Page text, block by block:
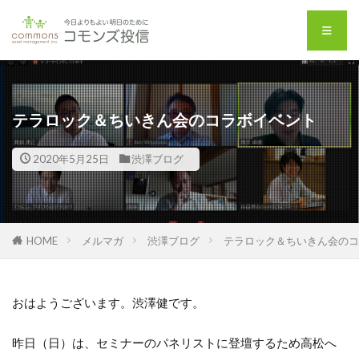
テラロック＆ちいきん会のコラボイベント
2020年5月25日 渋澤ブログ
HOME メルマガ 渋澤ブログ テラロック＆ちいきん会の
おはようございます。渋澤健です。
昨日（日）は、セミナーのパネリストに登壇するため高松へ